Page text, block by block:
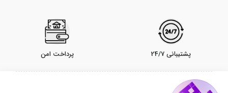
پشتیبانی 24/7 پرداخت امن